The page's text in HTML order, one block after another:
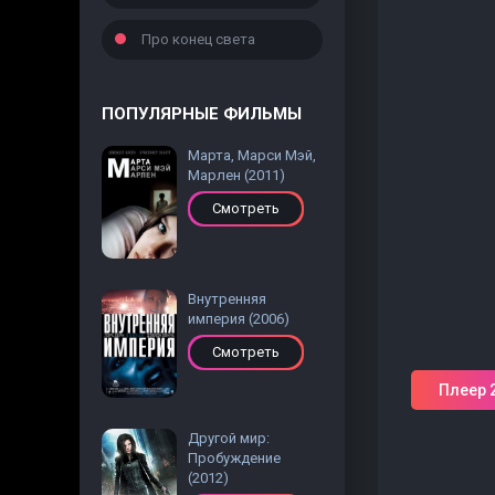
Про конец света
ПОПУЛЯРНЫЕ ФИЛЬМЫ
Марта, Марси Мэй,
Марлен (2011)
Смотреть
Внутренняя
империя (2006)
Смотреть
Другой мир:
Пробуждение
(2012)
Плеер